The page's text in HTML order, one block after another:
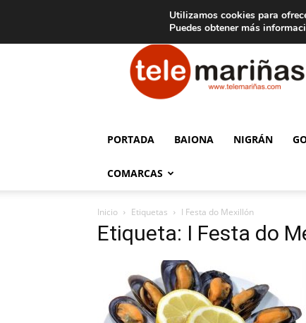
Aviso legal Tarifas de publicidad
Telemariñas
PORTADA BAIONA NIGRÁN
COMARCAS
Inicio Etiquetas I Festa do Mexillón
Etiqueta: I Festa do
Utilizamos cookies para
Puedes obtener más